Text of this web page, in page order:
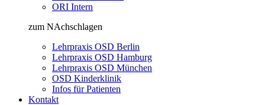
ORI Intern
zum NAchschlagen
Lehrpraxis OSD Berlin
Lehrpraxis OSD Hamburg
Lehrpraxis OSD München
OSD Kinderklinik
Infos für Patienten
Kontakt